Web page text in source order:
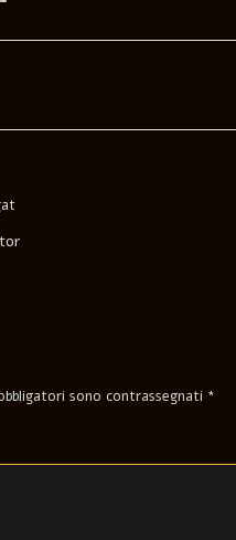
sono contrassegnati *